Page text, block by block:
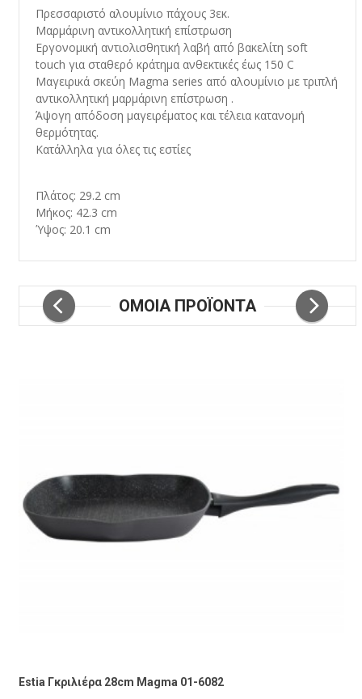
Πρεσσαριστό αλουμίνιο πάχους 3εκ.
Μαρμάρινη αντικολλητική επίστρωση
Εργονομική αντιολισθητική λαβή από βακελίτη soft
touch για σταθερό κράτημα ανθεκτικές έως 150 C
Μαγειρικά σκεύη Magma series από αλουμίνιο με τριπλή
αντικολλητική μαρμάρινη επίστρωση .
Άψογη απόδοση μαγειρέματος και τέλεια κατανομή
θερμότητας.
Κατάλληλα για όλες τις εστίες
Πλάτος: 29.2 cm
Μήκος: 42.3 cm
Ύψος: 20.1 cm
ΟΜΟΙΑ ΠΡΟΪΟΝΤΑ
Estia Γκριλιέρα 28cm Magma 01-6082